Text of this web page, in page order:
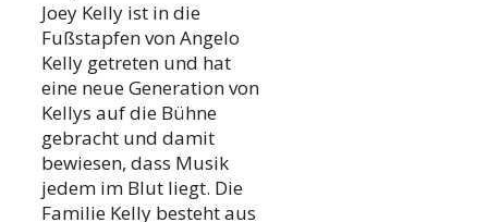
Joey Kelly ist in die
Fußstapfen von Angelo
Kelly getreten und hat
eine neue Generation von
Kellys auf die Bühne
gebracht und damit
bewiesen, dass Musik
jedem im Blut liegt. Die
Familie Kelly besteht aus